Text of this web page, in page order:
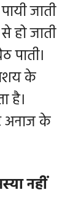
जाती
हो जाती
पाती।
के
है।
अनाज के
नहीं